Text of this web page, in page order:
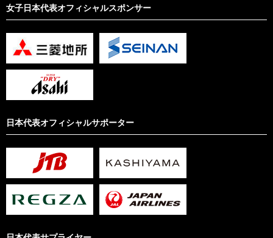
女子日本代表オフィシャルスポンサー
日本代表オフィシャルサポーター